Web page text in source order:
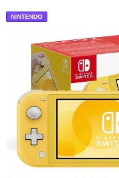
NINTENDO